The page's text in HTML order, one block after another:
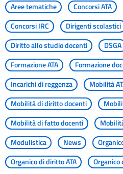
Aree tematiche Concorsi ATA
Concorsi IRC
Dirigenti scolastici
Diritto allo studio docenti
DSGA
Formazione ATA
Formazione
Incarichi di reggenza
Mobilità
Mobilità di diritto docenti
Mobilità di fatto docenti
Modulistica
News
Organico di diritto ATA